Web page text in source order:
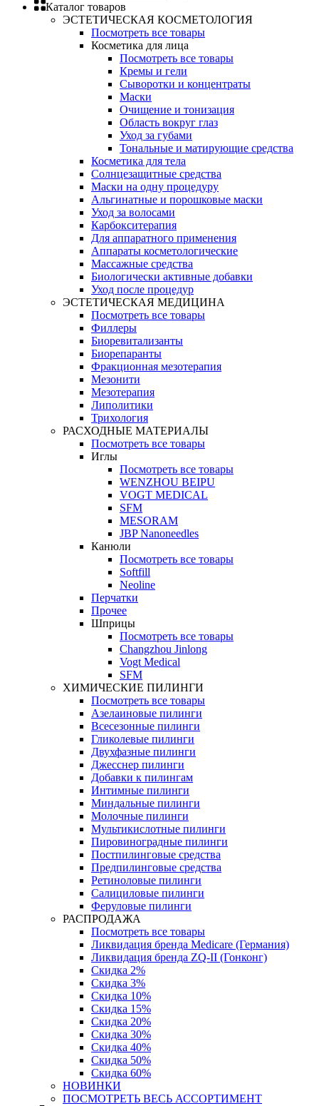
Каталог товаров
ЭСТЕТИЧЕСКАЯ КОСМЕТОЛОГИЯ
Посмотреть все товары
Косметика для лица
Посмотреть все товары
Кремы и гели
Сыворотки и концентраты
Маски
Очищение и тонизация
Область вокруг глаз
Уход за губами
Тональные и матирующие средства
Косметика для тела
Солнцезащитные средства
Маски на одну процедуру
Альгинатные и порошковые маски
Уход за волосами
Карбокситерапия
Для аппаратного применения
Аппараты косметологические
Массажные средства
Биологически активные добавки
Уход после процедур
ЭСТЕТИЧЕСКАЯ МЕДИЦИНА
Посмотреть все товары
Филлеры
Биоревитализанты
Биорепаранты
Фракционная мезотерапия
Мезонити
Мезотерапия
Липолитики
Трихология
РАСХОДНЫЕ МАТЕРИАЛЫ
Посмотреть все товары
Иглы
Посмотреть все товары
WENZHOU BEIPU
VOGT MEDICAL
SFM
MESORAM
JBP Nanoneedles
Канюли
Посмотреть все товары
Softfill
Neoline
Перчатки
Прочее
Шприцы
Посмотреть все товары
Changzhou Jinlong
Vogt Medical
SFM
ХИМИЧЕСКИЕ ПИЛИНГИ
Посмотреть все товары
Азелаиновые пилинги
Всесезонные пилинги
Гликолевые пилинги
Двухфазные пилинги
Джесснер пилинги
Добавки к пилингам
Интимные пилинги
Миндальные пилинги
Молочные пилинги
Мультикислотные пилинги
Пировиноградные пилинги
Постпилинговые средства
Предпилинговые средства
Ретиноловые пилинги
Салициловые пилинги
Феруловые пилинги
РАСПРОДАЖА
Посмотреть все товары
Ликвидация бренда Medicare (Германия)
Ликвидация бренда ZQ-II (Гонконг)
Скидка 2%
Скидка 3%
Скидка 10%
Скидка 15%
Скидка 20%
Скидка 30%
Скидка 40%
Скидка 50%
Скидка 60%
НОВИНКИ
ПОСМОТРЕТЬ ВЕСЬ АССОРТИМЕНТ